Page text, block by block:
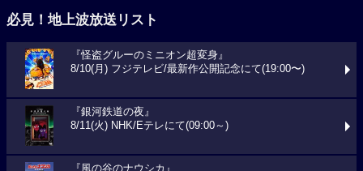
必見！地上波放送リスト
『怪盗グルーのミニオン超変身』
8/10(月) フジテレビ/最新作公開記念にて(19:00〜)
『銀河鉄道の夜』
8/11(火) NHK/Eテレにて(09:00～)